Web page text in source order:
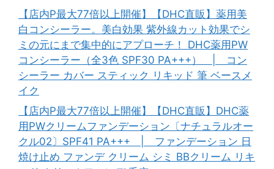
【店内P最大77倍以上開催】【DHC直販】薬用美
白コンシーラー。美白効果 紫外線カット効果でシ
ミの元にまで集中的にアプローチ！ DHC薬用PW
コンシーラー（全3色 SPF30 PA+++） | コン
シーラー カバー スティック リキッド 筆 ベースメ
イク
【店内P最大77倍以上開催】【DHC直販】DHC薬
用PWクリームファンデーション〔ナチュラルオー
クル02〕SPF41 PA+++ | ファンデーション 日
焼け止め ファンデ クリーム シミ BBクリーム リキ